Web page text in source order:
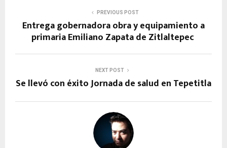
PREVIOUS POST
Entrega gobernadora obra y equipamiento a
primaria Emiliano Zapata de Zitlaltepec
NEXT POST
Se llevó con éxito Jornada de salud en Tepetitla